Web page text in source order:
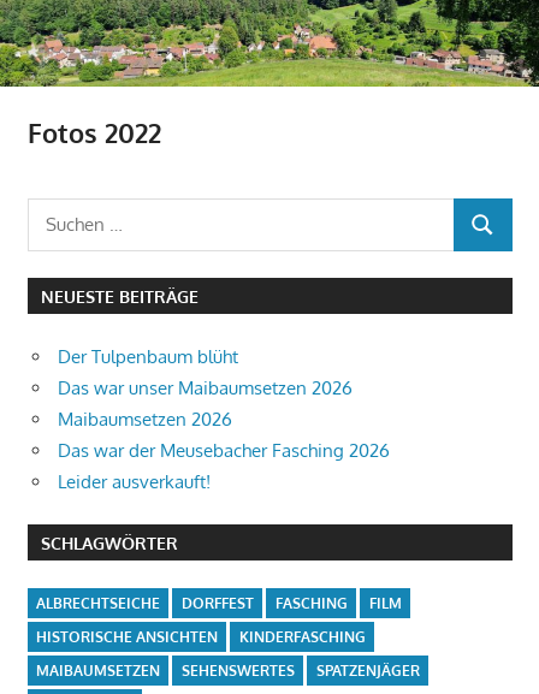
Fotos 2022
Suchen
SUCHEN
NEUESTE BEITRÄGE
Der Tulpenbaum blüht
Das war unser Maibaumsetzen 2026
Maibaumsetzen 2026
Das war der Meusebacher Fasching 2026
Leider ausverkauft!
SCHLAGWÖRTER
ALBRECHTSEICHE DORFFEST FASCHING
FILM
HISTORISCHE ANSICHTEN
KINDERFASCHING
MAIBAUMSETZEN
SEHENSWERTES
SPATZENJÄGER